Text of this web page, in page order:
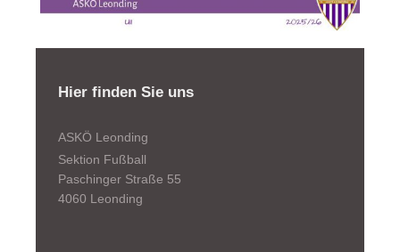
Hier finden Sie uns
ASKÖ Leonding
Sektion Fußball
Paschinger Straße 55
4060 Leonding